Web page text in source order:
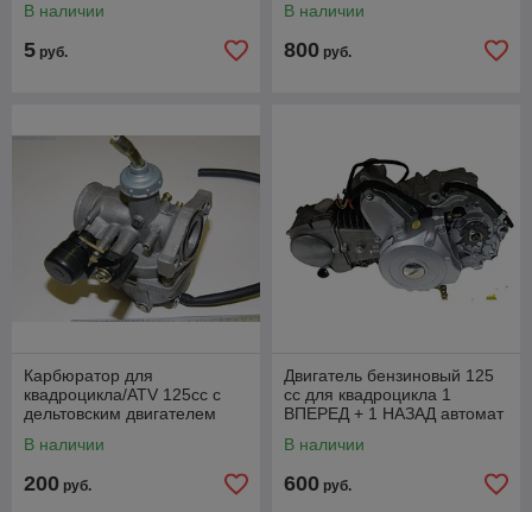
В наличии
5 руб.
В наличии
800 руб.
Карбюратор для
квадроцикла/ATV 125cc с
дельтовским двигателем
В наличии
200 руб.
Двигатель бензиновый 125
сс для квадроцикла 1
ВПЕРЕД + 1 НАЗАД автомат
В наличии
600 руб.